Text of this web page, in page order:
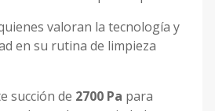
valoran la tecnología y
en su rutina de limpieza
succión de 2700 Pa para